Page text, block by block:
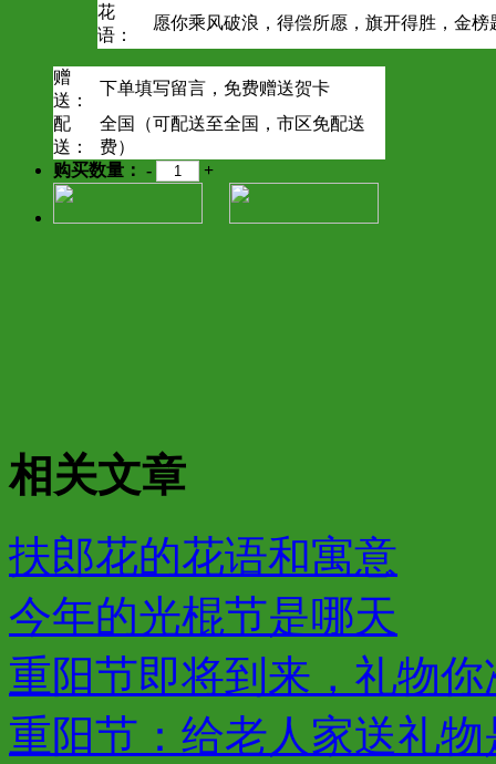
花
语：
愿你乘风破浪，得偿所愿，旗开得胜，金榜
赠
送：
下单填写留言，免费赠送贺卡
配
送：
全国（可配送至全国，市区免配送
费）
购买数量： - +
相关文章
扶郎花的花语和寓意
今年的光棍节是哪天
重阳节即将到来，礼物
重阳节：给老人家送礼